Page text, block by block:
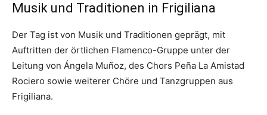
Musik und Traditionen in Frigiliana
Der Tag ist von Musik und Traditionen geprägt, mit
Auftritten der örtlichen Flamenco-Gruppe unter der
Leitung von Ángela Muñoz, des Chors Peña La Amistad
Rociero sowie weiterer Chöre und Tanzgruppen aus
Frigiliana.